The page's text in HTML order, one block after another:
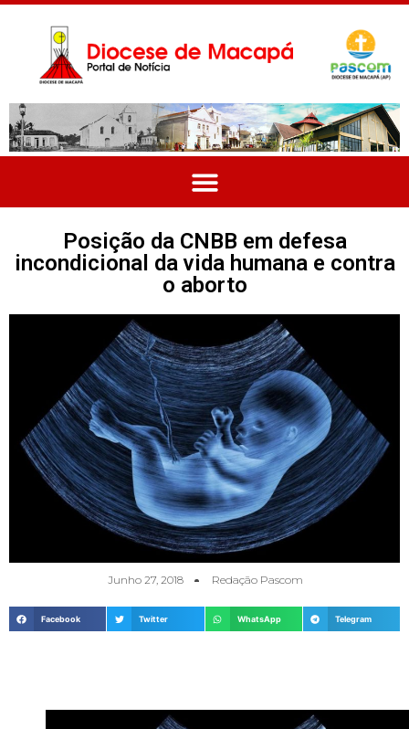
Posição da CNBB em defesa
incondicional da vida humana e contra
o aborto
Junho 27, 2018 Redação Pascom
Facebook Twitter WhatsApp Telegram